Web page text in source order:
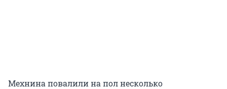
Мехнина повалили на пол несколько